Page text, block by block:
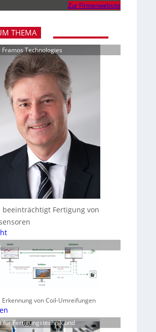
Zur Firmenwebsite
THEMA
Framos Technologies
beeinträchtigt Fertigung von
Erkennung von Coil-Umreifungen
für Fertigungstechnik und